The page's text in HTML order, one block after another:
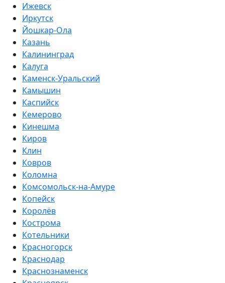
Ижевск
Иркутск
Йошкар-Ола
Казань
Калининград
Калуга
Каменск-Уральский
Камышин
Каспийск
Кемерово
Кинешма
Киров
Клин
Ковров
Коломна
Комсомольск-на-Амуре
Копейск
Королёв
Кострома
Котельники
Красногорск
Краснодар
Краснознаменск